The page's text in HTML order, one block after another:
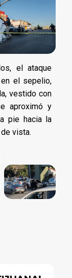
el ataque
el sepelio,
vestido con
aproximó y
pie hacia la
vista.